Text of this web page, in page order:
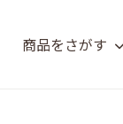
商品をさがす